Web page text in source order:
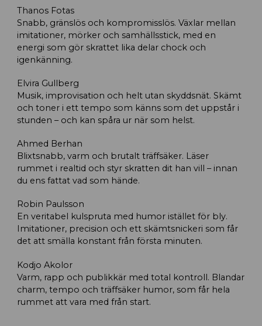
Thanos Fotas
Snabb, gränslös och kompromisslös. Växlar mellan
imitationer, mörker och samhällsstick, med en
energi som gör skrattet lika delar chock och
igenkänning.
Elvira Gullberg
Musik, improvisation och helt utan skyddsnät. Skämt
och toner i ett tempo som känns som det uppstår i
stunden – och kan spåra ur när som helst.
Ahmed Berhan
Blixtsnabb, varm och brutalt träffsäker. Läser
rummet i realtid och styr skratten dit han vill – innan
du ens fattat vad som hände.
Robin Paulsson
En veritabel kulspruta med humor istället för bly.
Imitationer, precision och ett skämtsnickeri som får
det att smälla konstant från första minuten.
Kodjo Akolor
Varm, rapp och publikkär med total kontroll. Blandar
charm, tempo och träffsäker humor, som får hela
rummet att vara med från start.